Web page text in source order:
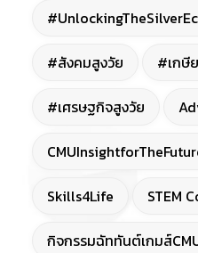
#สังคมสูงวัย #เก
#เศรษฐกิจสูงวัย
Skills4Life STEM
กิจกรรมฉัททันต์เกมส์